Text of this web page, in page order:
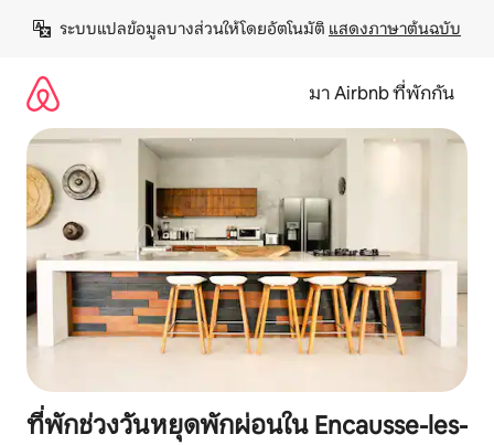
เนื้อหา
ระบบแปลข้อมูลบางส่วนให้โดยอัตโนมัติ แสดงภาษาต้นฉบับ
มา Airbnb ที่พักกัน
ที่พักช่วงวันหยุดพักผ่อนใน Encausse-les-